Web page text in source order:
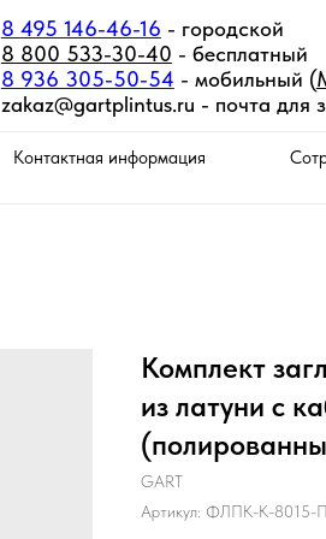
8 495 146-46-16 - городской
8 800 533-30-40 - бесплатный
8 936 305-50-54 - мобильный (
zakaz@gartplintus.ru - почта для
Контактная информация
Комплект
из латуни с
GART
Артикул: ФЛПК-К-8015-П